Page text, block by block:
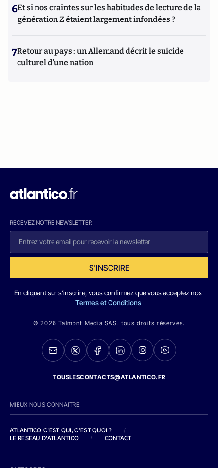
6Et si nos craintes sur les habitudes de lecture de la
génération Z étaient largement infondées ?
7Retour au pays : un Allemand décrit le suicide
culturel d’une nation
RECEVEZ NOTRE NEWSLETTER
S'INSCRIRE
En cliquant sur s'inscrire, vous confirmez que vous acceptez nos
Termes et Conditions
© 2026 Talmont Media SAS. tous droits réservés.
TOUSLESCONTACTS@ATLANTICO.FR
MIEUX NOUS CONNAITRE
ATLANTICO C'EST QUI, C'EST QUOI ?
/
LE RESEAU D'ATLANTICO
/ CONTACT